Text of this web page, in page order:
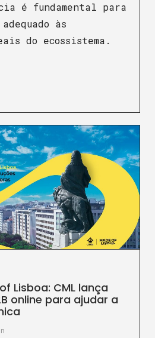
é fundamental para
às
do ecossistema.
Lisboa: CML lança
online para ajudar a